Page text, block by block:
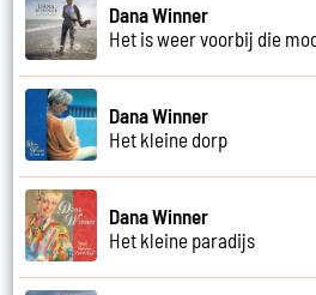
Dana Winner
Het is weer voorbij die
Dana Winner
Het kleine dorp
Dana Winner
Het kleine paradijs